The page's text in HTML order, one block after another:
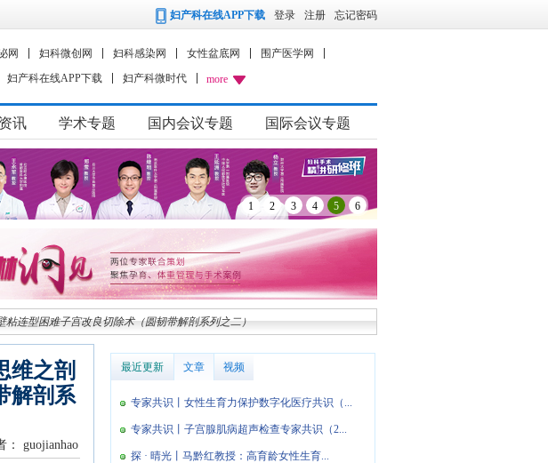
妇产科在线APP下载 登录 注册 忘记密码
网 妇科微创网 妇科感染网 女性盆底网
围产医学网
妇产科在线APP下载 妇产科微时代 more
讯 学术专题 国内会议专题 国际会议专题
1 2 3 4 5 6
连型困难子宫改良切除术（圆韧带解剖系列之二）
维之剖
解剖系
： guojianhao
最近更新 文章 视频
专家共识丨女性生育力保护数字化医疗共识（...
专家共识丨子宫腺肌病超声检查专家共识（2...
探 · 晴光丨马黔红教授：高育龄女性生育...